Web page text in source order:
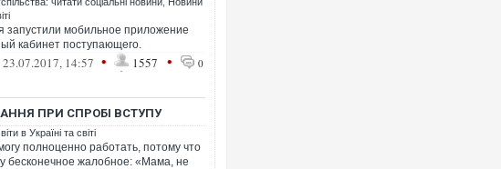
запустили мобильное приложение
кабинет поступающего.
23.07.2017, 14:57 • 1557 • 0
ПРИ СПРОБІ ВСТУПУ
в Україні та світі
полноценно работать, потому что
бесконечное жалобное: «Мама, не